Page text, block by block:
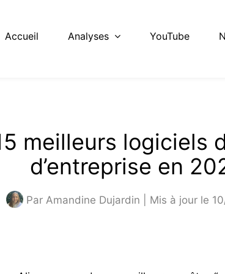
Accueil Analyses YouTube
meilleurs logiciels
d’entreprise en
Par Amandine Dujardin | Mis à jour le